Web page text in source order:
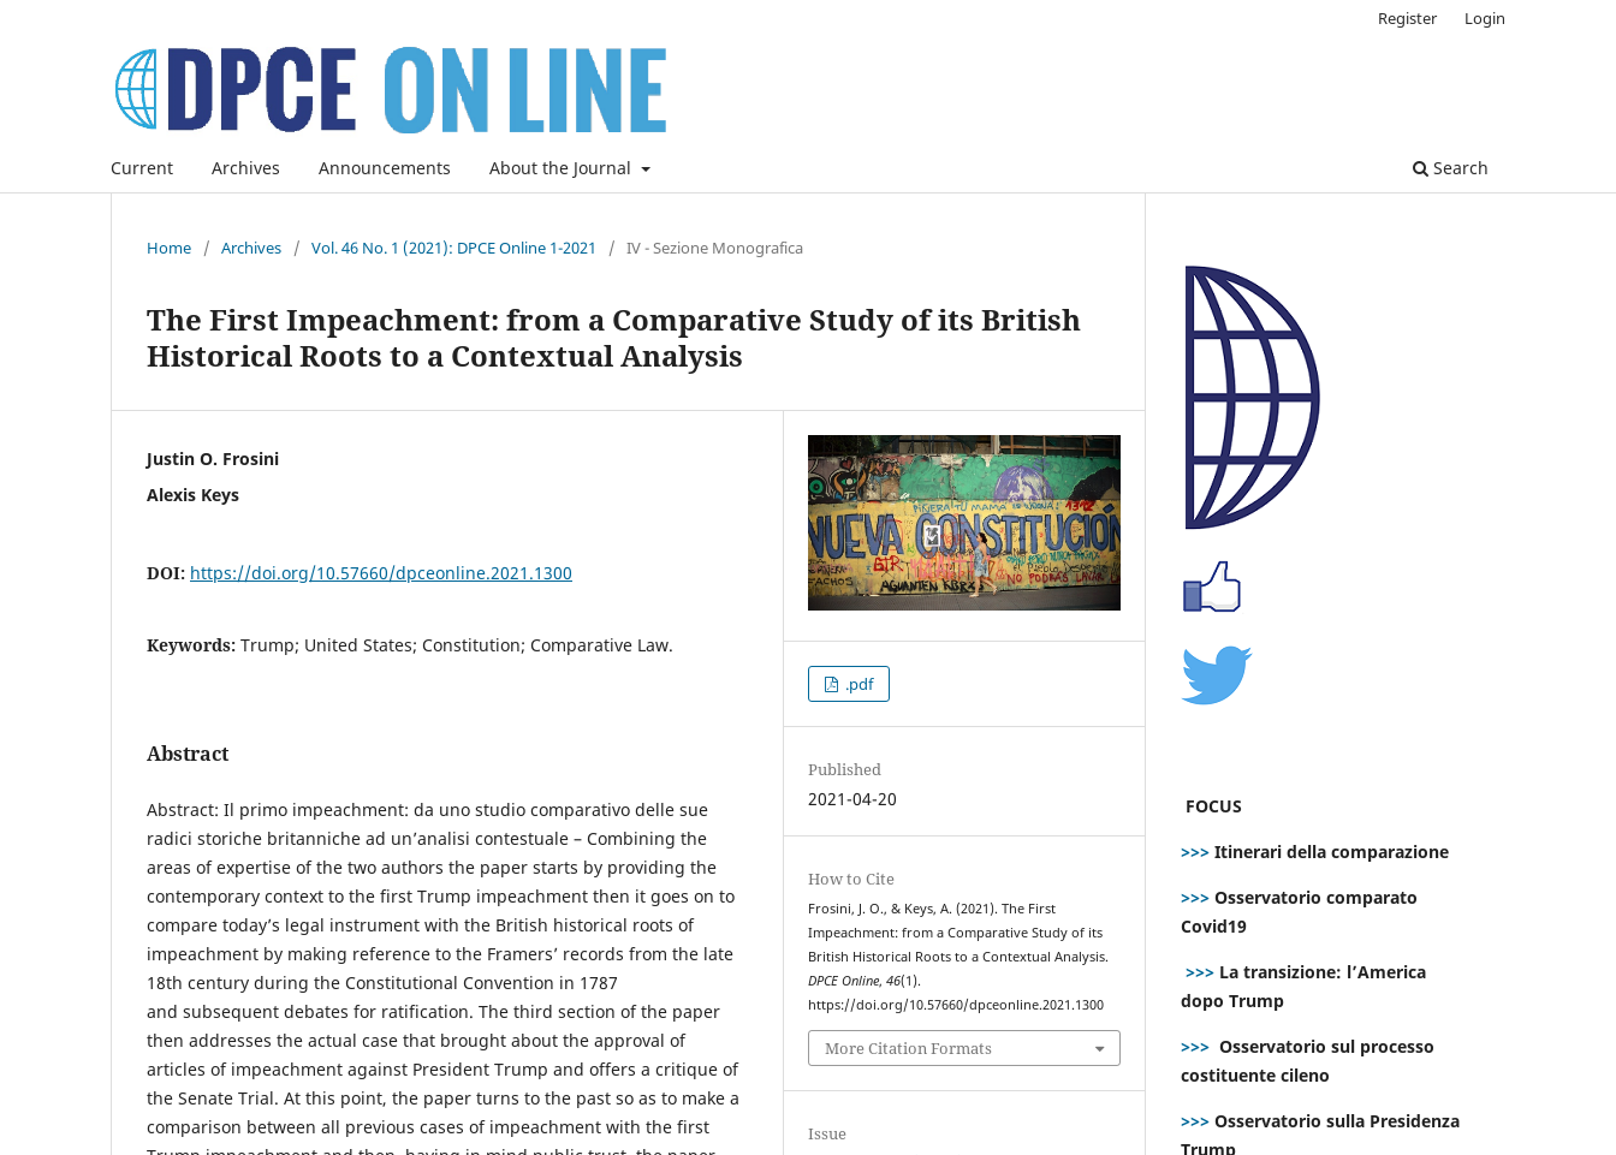
Current Archives Announcements About the Journal Search
Register Login
Home / Archives / Vol. 46 No. 1 (2021): DPCE Online 1-2021 / IV - Sezione Monografica
The First Impeachment: from a Comparative Study of its British
Historical Roots to a Contextual Analysis
Justin O. Frosini
Alexis Keys
DOI: https://doi.org/10.57660/dpceonline.2021.1300
Keywords: Trump; United States; Constitution; Comparative Law.
Abstract
Abstract: Il primo impeachment: da uno studio comparativo delle sue
radici storiche britanniche ad un’analisi contestuale – Combining the
areas of expertise of the two authors the paper starts by providing the
contemporary context to the first Trump impeachment then it goes on to
compare today’s legal instrument with the British historical roots of
impeachment by making reference to the Framers’ records from the late
18th century during the Constitutional Convention in 1787
and subsequent debates for ratification. The third section of the paper
then addresses the actual case that brought about the approval of
articles of impeachment against President Trump and offers a critique of
the Senate Trial. At this point, the paper turns to the past so as to make a
comparison between all previous cases of impeachment with the first
.pdf
Published
2021-04-20
How to Cite
Frosini, J. O., & Keys, A. (2021). The First
Impeachment: from a Comparative Study of its
British Historical Roots to a Contextual Analysis.
DPCE Online,46(1).
https://doi.org/10.57660/dpceonline.2021.1300
More Citation Formats
Issue
FOCUS
>>> Itinerari della comparazione
>>> Osservatorio comparato
Covid19
>>> La transizione: l’America
dopo Trump
>>> Osservatorio sul processo
costituente cileno
>>> Osservatorio sulla Presidenza
Trump